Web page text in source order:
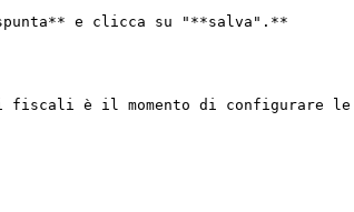
e clicca su "**salva".**
fiscali è il momento di configurare